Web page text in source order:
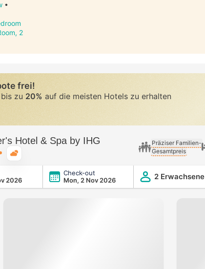
•
2
frei!
zu 20%auf die meisten Hotels zu erhalten
Hotel & Spa by IHG
Präziser Familien-
Gesamtpreis
by IHG
2026
Check-out
Mon, 2 Nov 2026
2 Erwachsene